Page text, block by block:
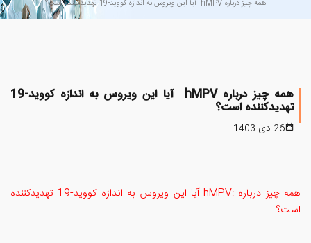
همه چیز درباره hMPV آیا این ویروس به اندازه کووید-19 تهدیدکننده است؟
همه چیز درباره hMPV آیا این ویروس به اندازه کووید-19
تهدیدکننده است؟
26 دی 1403
همه چیز درباره :hMPV آیا این ویروس به اندازه کووید-19 تهدیدکننده
است؟